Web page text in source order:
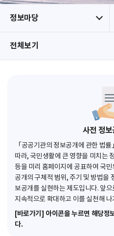
정보마당
전체보기
사전 정
「공공기관의 정보공개에 관한 법
따라, 국민생활에 큰 영향을 미치는
등을 미리 홈페이지에 공표하여 국
공개의 구체적 범위, 주기 및 방법을
보공개를 실현하는 제도입니다. 앞
지속적으로 확대하고 이를 실천해
[바로가기] 아이콘을 누르면 해당정
다.